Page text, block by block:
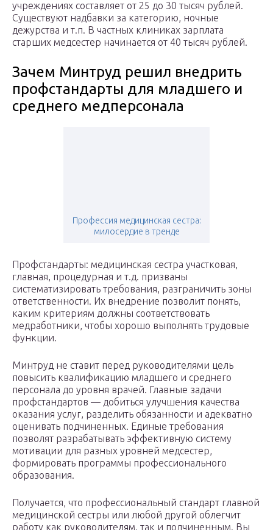
учреждениях составляет от 25 до 30 тысяч рублей.
Существуют надбавки за категорию, ночные
дежурства и т.п. В частных клиниках зарплата
старших медсестер начинается от 40 тысяч рублей.
Зачем Минтруд решил внедрить
профстандарты для младшего и
среднего медперсонала
Профессия медицинская сестра:
милосердие в тренде
Профстандарты: медицинская сестра участковая,
главная, процедурная и т.д. призваны
систематизировать требования, разграничить зоны
ответственности. Их внедрение позволит понять,
каким критериям должны соответствовать
медработники, чтобы хорошо выполнять трудовые
функции.
Минтруд не ставит перед руководителями цель
повысить квалификацию младшего и среднего
персонала до уровня врачей. Главные задачи
профстандартов — добиться улучшения качества
оказания услуг, разделить обязанности и адекватно
оценивать подчиненных. Единые требования
позволят разрабатывать эффективную систему
мотивации для разных уровней медсестер,
формировать программы профессионального
образования.
Получается, что профессиональный стандарт главной
медицинской сестры или любой другой облегчит
работу как руководителям, так и подчиненным. Вы